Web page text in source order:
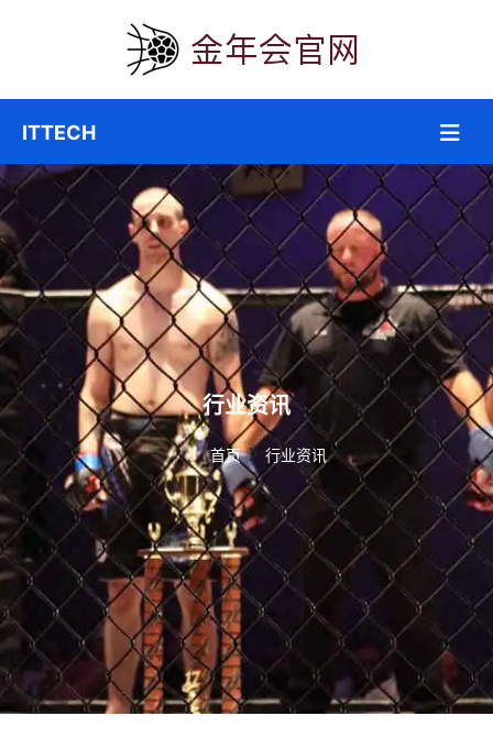
行业资讯
首页 行业资讯